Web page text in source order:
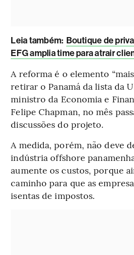
Leia também: Boutique de
EFG amplia time para atrair
A reforma é o elemento
retirar o Panamá da lista da
ministro da Economia e
Felipe Chapman, no mês
discussões do projeto.
A medida, porém, não deve
indústria offshore
aumente os custos, porque
caminho para que as
isentas de impostos.